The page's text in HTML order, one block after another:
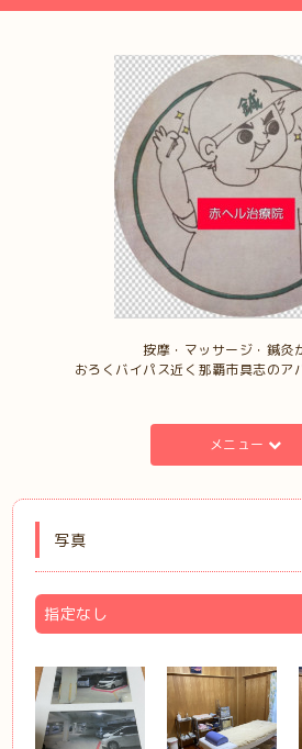
按摩・マッサージ・鍼灸
おろくバイパス近く那覇市具志のア
メニュー
写真
指定なし